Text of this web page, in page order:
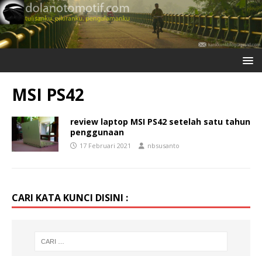
MSI PS42
review laptop MSI PS42 setelah satu tahun
penggunaan
17 Februari 2021 nbsusanto
CARI KATA KUNCI DISINI :